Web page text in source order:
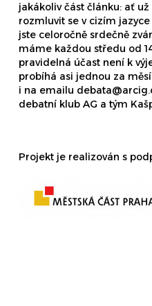
jakákoliv část článku: ať
rozmluvit se v cizím
jste celoročně srdečně
máme každou středu od
pravidelná účast není k
probíhá asi jednou za
i na emailu
debatní klub AG a tým
Projekt je realizován s